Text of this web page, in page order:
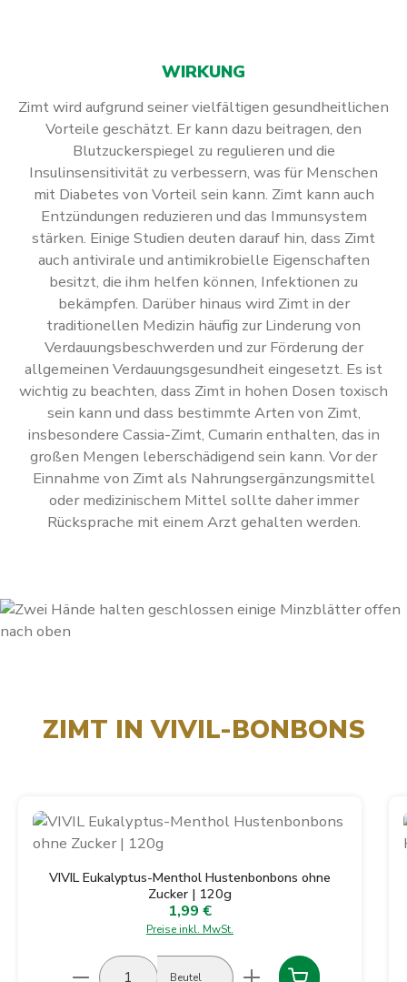
WIRKUNG
Zimt wird aufgrund seiner vielfältigen gesundheitlichen
Vorteile geschätzt. Er kann dazu beitragen, den
Blutzuckerspiegel zu regulieren und die
Insulinsensitivität zu verbessern, was für Menschen
mit Diabetes von Vorteil sein kann. Zimt kann auch
Entzündungen reduzieren und das Immunsystem
stärken. Einige Studien deuten darauf hin, dass Zimt
auch antivirale und antimikrobielle Eigenschaften
besitzt, die ihm helfen können, Infektionen zu
bekämpfen. Darüber hinaus wird Zimt in der
traditionellen Medizin häufig zur Linderung von
Verdauungsbeschwerden und zur Förderung der
allgemeinen Verdauungsgesundheit eingesetzt. Es ist
wichtig zu beachten, dass Zimt in hohen Dosen toxisch
sein kann und dass bestimmte Arten von Zimt,
insbesondere Cassia-Zimt, Cumarin enthalten, das in
großen Mengen leberschädigend sein kann. Vor der
Einnahme von Zimt als Nahrungsergänzungsmittel
oder medizinischem Mittel sollte daher immer
Rücksprache mit einem Arzt gehalten werden.
ZIMT IN VIVIL-BONBONS
Produktgalerie überspringen
VIVIL Eukalyptus-Menthol Hustenbonbons ohne
Zucker | 120g
Regulärer Preis:
1,99 €
Preise inkl. MwSt.
Produkt Anzahl: Gib den gewünschten Wert
Beutel